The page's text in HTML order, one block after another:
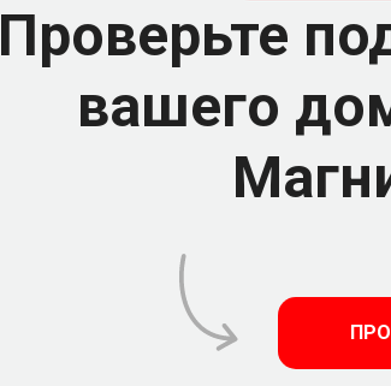
Проверьте
вашего